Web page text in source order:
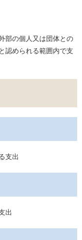
部の個人又は団体との
認められる範囲内で支
支出
出